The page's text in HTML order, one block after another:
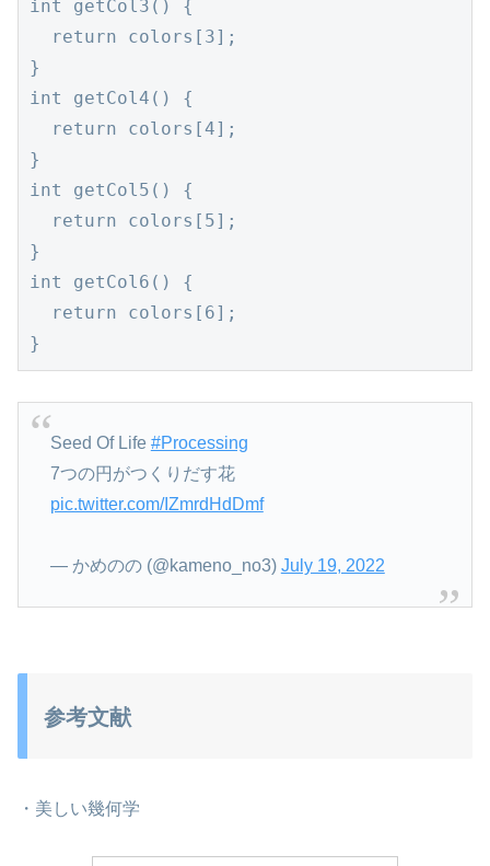
int getCol3() {
  return colors[3];
}
int getCol4() {
  return colors[4];
}
int getCol5() {
  return colors[5];
}
int getCol6() {
  return colors[6];
}
Seed Of Life #Processing
7つの円がつくりだす花
pic.twitter.com/IZmrdHdDmf
— かめのの (@kameno_no3) July 19, 2022
参考文献
・美しい幾何学